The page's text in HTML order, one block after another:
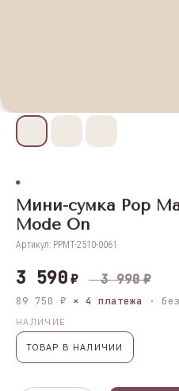
Мини-сумка Pop
Mode On
Артикул: PPMT-2510-0061
3 590₽ 3 990₽
89 750 ₽ × 4 платежа ·
НАЛИЧИЕ
ТОВАР В НАЛИЧИИ